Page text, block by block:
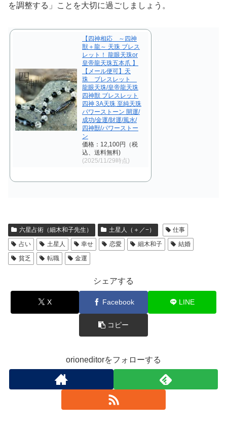
を調整する」ことを大切に過ごしましょう。
【四神相応 ～四神
獣＋龍～ 天珠 ブレス
レット！ 龍眼天珠or
皇帝龍天珠五本爪 】
【メール便可】天
珠 ブレスレット
龍眼天珠/皇帝龍天珠
四神獣 ブレスレット
四神 3A天珠 至純天珠
パワーストーン 開運/
成功/金運/財運/風水/
四神獣/パワーストー
ン
価格：12,100円（税
込、送料無料)
(2025/11/29時点)
六星占術（細木和子先生） 土星人（＋／−）
仕事
占い
土星人 幸せ 恋愛 細木和子
結婚
貧乏
転職 金運
シェアする
X Facebook LINE
コピー
orioneditorをフォローする